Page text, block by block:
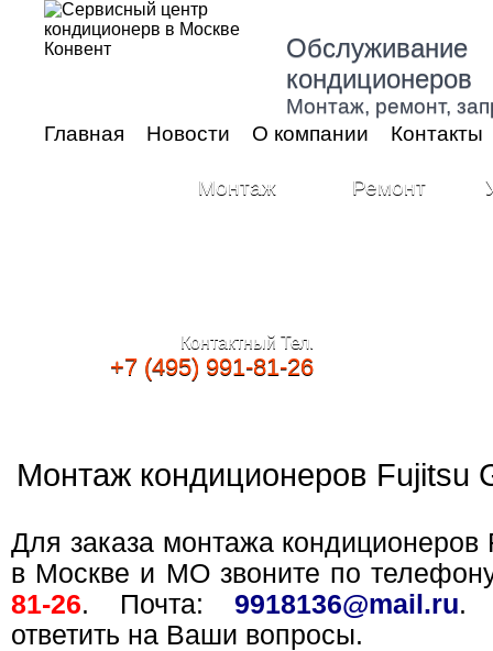
Обслуживание
кондиционеров
Монтаж, ремонт,
Главная
Новости О компании Контакты
Монтаж Ремонт
Контактный Тел.
+7 (495) 991-81-26
Монтаж кондиционеров Fujitsu
Для заказа монтажа кондиционеров
в Москве и МО звоните по
81-26. Почта:9918136@mail.ru.
ответить на Ваши вопросы.